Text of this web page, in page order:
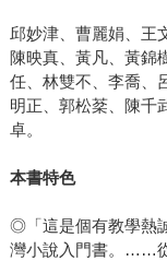
邱妙津、曹麗娟、王
陳映真、黃凡、黃錦
任、林雙不、李喬、
明正、郭松棻、陳千
卓。
本書特色
◎「這是個有教學熱
灣小說入門書。……